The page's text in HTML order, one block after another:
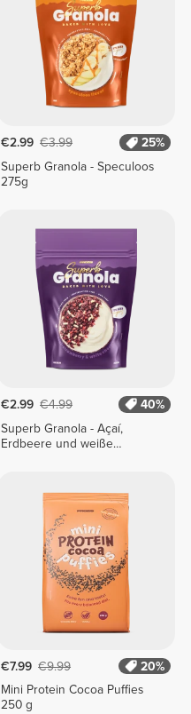
€2.99 €3.99
25%
Superb Granola - Speculoos
275g
€2.99 €4.99
40%
Superb Granola - Açaí,
Erdbeere und weiße
€7.99 €9.99
20%
Mini Protein Cocoa Puffies
250 g